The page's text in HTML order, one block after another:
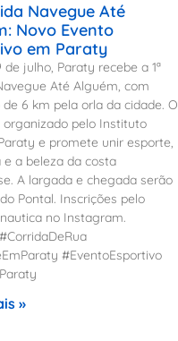
Navegue Até
Novo Evento
em Paraty
de julho, Paraty recebe a 1ª
Até Alguém, com
de 6 km pela orla da cidade. O
organizado pelo Instituto
e promete unir esporte,
e a beleza da costa
A largada e chegada serão
Pontal. Inscrições pelo
no Instagram.
#EventoEsportivo
»